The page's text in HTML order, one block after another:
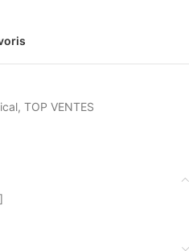
, TOP VENTES